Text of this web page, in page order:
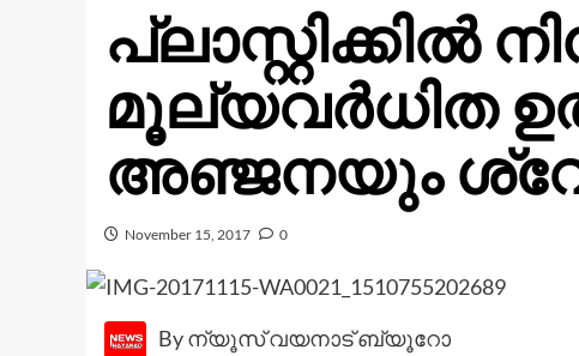
പ്ലാസ്റ്റിക്കിൽ
മൂല്യവർധിത
അഞ്ജനയും
November 15, 2017 0
By ന്യൂസ് വയനാട് ബ്യൂറോ